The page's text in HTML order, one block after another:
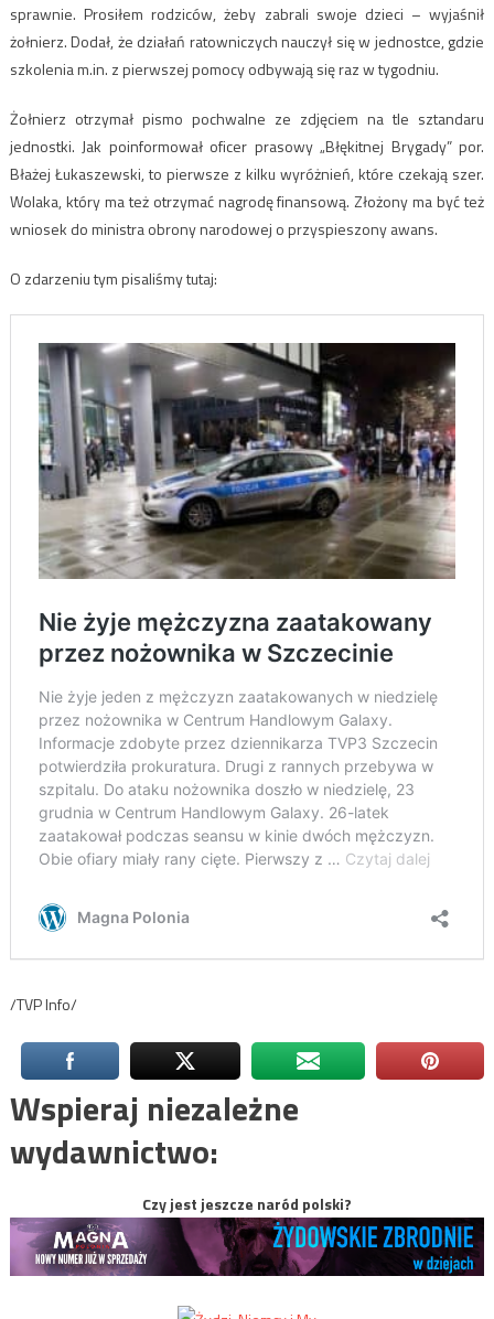
sprawnie. Prosiłem rodziców, żeby zabrali swoje dzieci – wyjaśnił
żołnierz. Dodał, że działań ratowniczych nauczył się w jednostce, gdzie
szkolenia m.in. z pierwszej pomocy odbywają się raz w tygodniu.
Żołnierz otrzymał pismo pochwalne ze zdjęciem na tle sztandaru
jednostki. Jak poinformował oficer prasowy „Błękitnej Brygady” por.
Błażej Łukaszewski, to pierwsze z kilku wyróżnień, które czekają szer.
Wolaka, który ma też otrzymać nagrodę finansową. Złożony ma być też
wniosek do ministra obrony narodowej o przyspieszony awans.
O zdarzeniu tym pisaliśmy tutaj:
/TVP Info/
Wspieraj niezależne
wydawnictwo:
Czy jest jeszcze naród polski?